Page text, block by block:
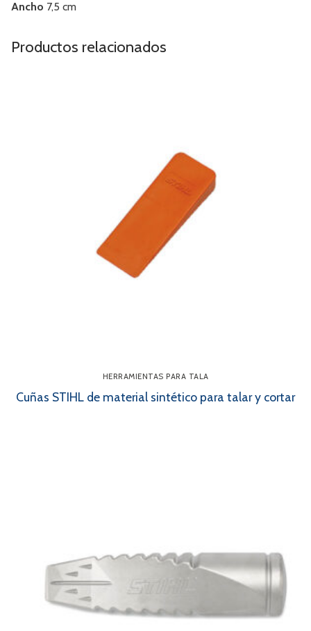
Ancho 7,5 cm
Productos relacionados
HERRAMIENTAS PARA TALA
Cuñas STIHL de material sintético para talar y cortar